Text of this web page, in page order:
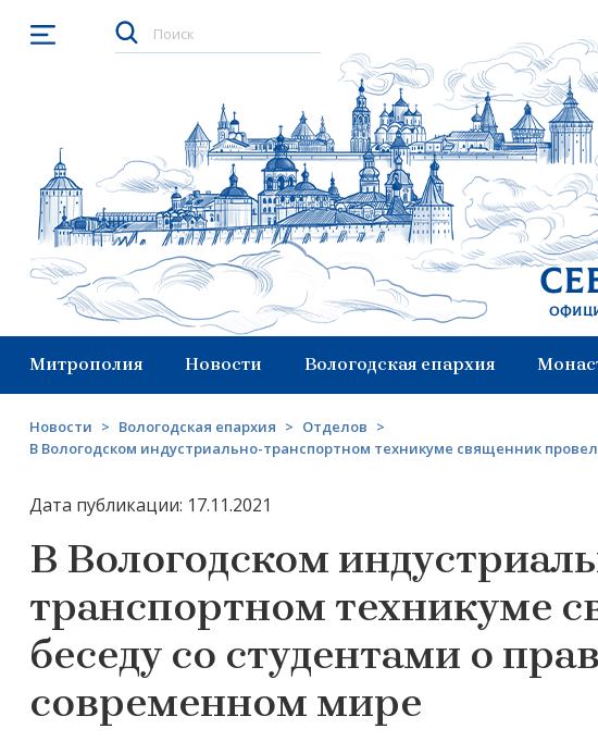
Открыть меню
Митрополия Новости Вологодская епархия
Новости > Вологодская епархия > Отделов >
В Вологодском индустриально-транспортном техникуме священник
Дата публикации: 17.11.2021
В Вологодском
транспортном техникуме
беседу со студентами о
современном мире